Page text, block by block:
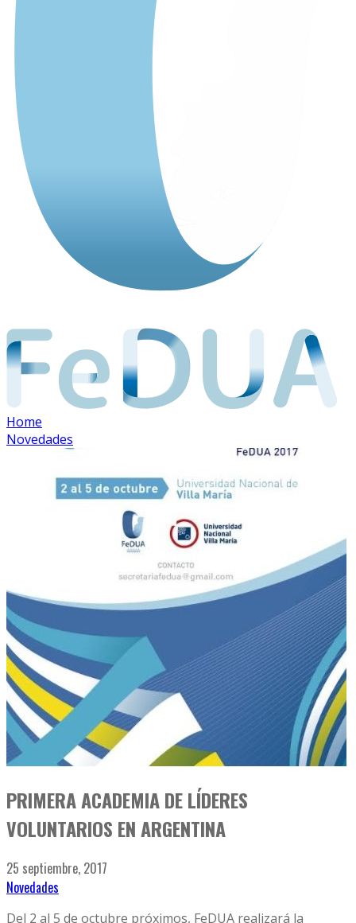
Home
Novedades
PRIMERA ACADEMIA DE LÍDERES
VOLUNTARIOS EN ARGENTINA
25 septiembre, 2017
Novedades
Del 2 al 5 de octubre próximos, FeDUA realizará la